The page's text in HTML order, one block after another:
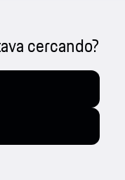
cercando?